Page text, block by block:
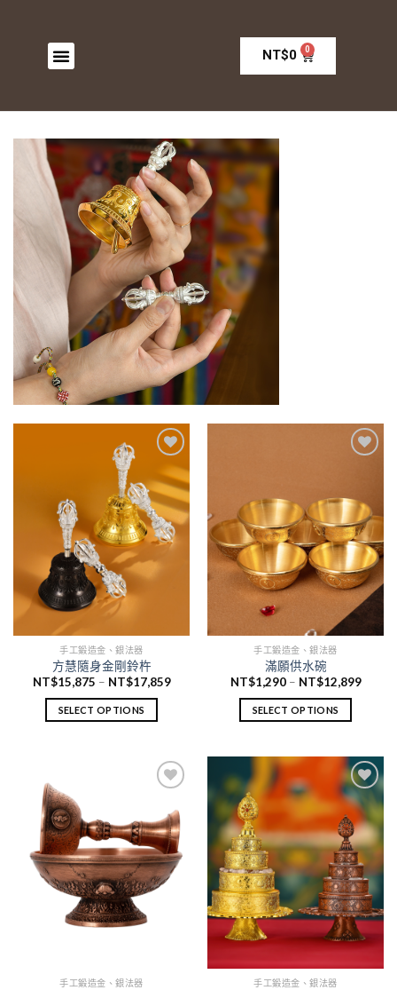
NT$0 0
加
入願
望清
單
手工鍛造金、銀法器
方慧隨身金剛鈴杵
NT$15,875 – NT$17,859
SELECT OPTIONS
單
手工鍛造金、銀法器
滿願供水碗
NT$1,290– NT$12,899
SELECT OPTIONS
入願
望清
單
手工鍛造金、銀法器
入願
望清
單
手工鍛造金、銀法器